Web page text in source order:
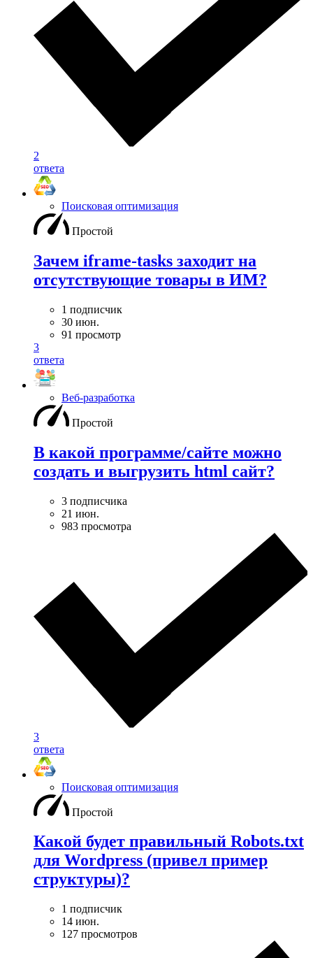
2
ответа
Поисковая оптимизация
Простой
Зачем iframe-tasks заходит на
отсутствующие товары в ИМ?
1 подписчик
30 июн.
91 просмотр
3
ответа
Веб-разработка
Простой
В какой программе/сайте можно
создать и выгрузить html сайт?
3 подписчика
21 июн.
983 просмотра
3
ответа
Поисковая оптимизация
Простой
Какой будет правильный Robots.txt
для Wordpress (привел пример
структуры)?
1 подписчик
14 июн.
127 просмотров